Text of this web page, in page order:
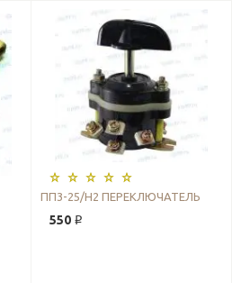
ПП3-25/Н2 ПЕРЕКЛЮЧАТЕЛЬ
550 ₽